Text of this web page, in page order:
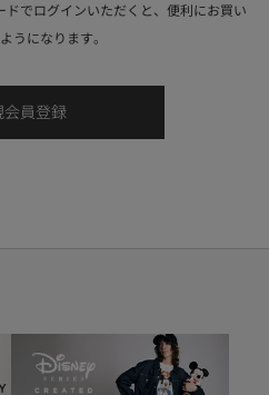
でログインいただくと、便利にお買い
うになります。